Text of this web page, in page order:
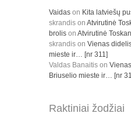
Vaidas on Kita latviešų
skrandis on Atvirutinė
brolis on Atvirutinė
skrandis on Vienas
mieste ir… [nr 311]
Valdas Banaitis on
Briuselio mieste ir… [nr
Raktiniai žodžiai